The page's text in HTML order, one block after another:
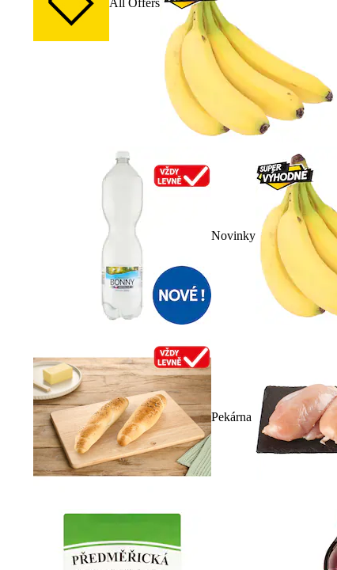
All Offers
Novinky
Pekárna